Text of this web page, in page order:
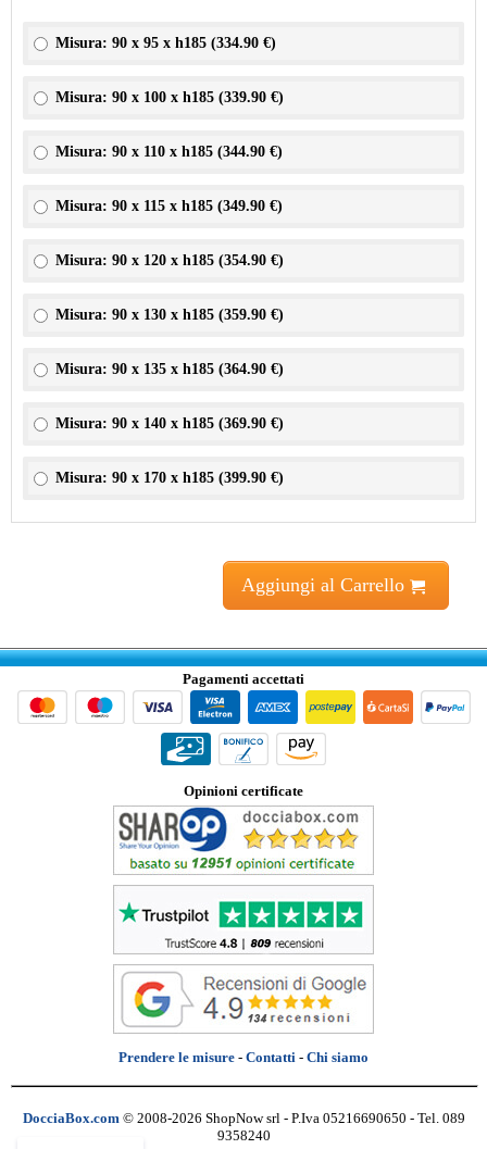
Misura: 90 x 95 x h185 (334.90 €)
Misura: 90 x 100 x h185 (339.90 €)
Misura: 90 x 110 x h185 (344.90 €)
Misura: 90 x 115 x h185 (349.90 €)
Misura: 90 x 120 x h185 (354.90 €)
Misura: 90 x 130 x h185 (359.90 €)
Misura: 90 x 135 x h185 (364.90 €)
Misura: 90 x 140 x h185 (369.90 €)
Misura: 90 x 170 x h185 (399.90 €)
Aggiungi al Carrello
Pagamenti accettati
Opinioni certificate
Prendere le misure - Contatti - Chi siamo
DocciaBox.com © 2008-2026 ShopNow srl - P.Iva 05216690650 - Tel. 089
9358240